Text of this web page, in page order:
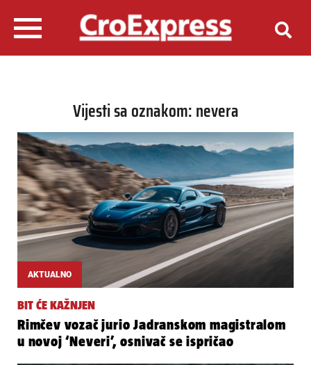
Vijesti sa oznakom: nevera
AKTUALNO
BIT ĆE KAŽNJEN
Rimčev vozač jurio Jadranskom magistralom
u novoj ‘Neveri’, osnivač se ispričao